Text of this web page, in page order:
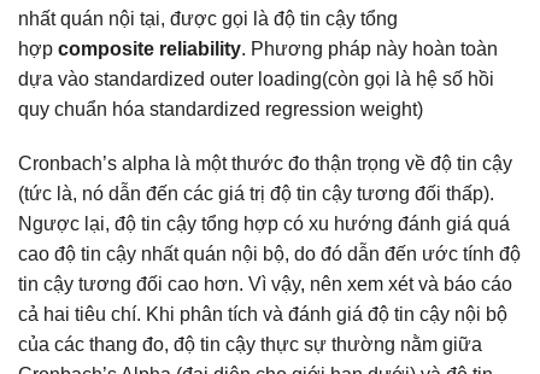
nhất quán nội tại, được gọi là độ tin cậy tổng
hợp composite reliability. Phương pháp này hoàn toàn
dựa vào standardized outer loading(còn gọi là hệ số hồi
quy chuẩn hóa standardized regression weight)
Cronbach’s alpha là một thước đo thận trọng về độ tin cậy
(tức là, nó dẫn đến các giá trị độ tin cậy tương đối thấp).
Ngược lại, độ tin cậy tổng hợp có xu hướng đánh giá quá
cao độ tin cậy nhất quán nội bộ, do đó dẫn đến ước tính độ
tin cậy tương đối cao hơn. Vì vậy, nên xem xét và báo cáo
cả hai tiêu chí. Khi phân tích và đánh giá độ tin cậy nội bộ
của các thang đo, độ tin cậy thực sự thường nằm giữa